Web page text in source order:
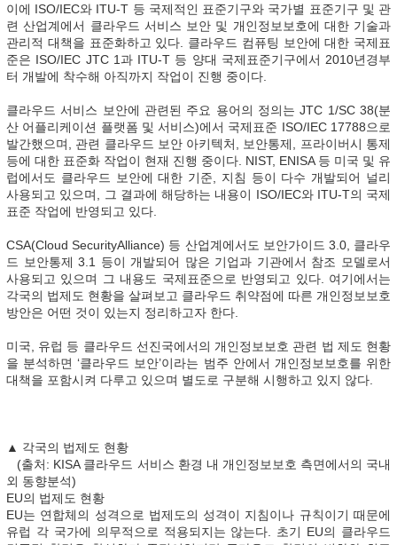
이에 ISO/IEC와 ITU-T 등 국제적인 표준기구와 국가별 표준기구 및 관
련 산업계에서 클라우드 서비스 보안 및 개인정보보호에 대한 기술과
관리적 대책을 표준화하고 있다. 클라우드 컴퓨팅 보안에 대한 국제표
준은 ISO/IEC JTC 1과 ITU-T 등 양대 국제표준기구에서 2010년경부
터 개발에 착수해 아직까지 작업이 진행 중이다.
클라우드 서비스 보안에 관련된 주요 용어의 정의는 JTC 1/SC 38(분
산 어플리케이션 플랫폼 및 서비스)에서 국제표준 ISO/IEC 17788으로
발간했으며, 관련 클라우드 보안 아키텍처, 보안통제, 프라이버시 통제
등에 대한 표준화 작업이 현재 진행 중이다. NIST, ENISA 등 미국 및 유
럽에서도 클라우드 보안에 대한 기준, 지침 등이 다수 개발되어 널리
사용되고 있으며, 그 결과에 해당하는 내용이 ISO/IEC와 ITU-T의 국제
표준 작업에 반영되고 있다.
CSA(Cloud SecurityAlliance) 등 산업계에서도 보안가이드 3.0, 클라우
드 보안통제 3.1 등이 개발되어 많은 기업과 기관에서 참조 모델로서
사용되고 있으며 그 내용도 국제표준으로 반영되고 있다. 여기에서는
각국의 법제도 현황을 살펴보고 클라우드 취약점에 따른 개인정보보호
방안은 어떤 것이 있는지 정리하고자 한다.
미국, 유럽 등 클라우드 선진국에서의 개인정보보호 관련 법 제도 현황
을 분석하면 ‘클라우드 보안’이라는 범주 안에서 개인정보보호를 위한
대책을 포함시켜 다루고 있으며 별도로 구분해 시행하고 있지 않다.
▲ 각국의 법제도 현황
(출처: KISA 클라우드 서비스 환경 내 개인정보보호 측면에서의 국내
외 동향분석)
EU의 법제도 현황
EU는 연합체의 성격으로 법제도의 성격이 지침이나 규칙이기 때문에
유럽 각 국가에 의무적으로 적용되지는 않는다. 초기 EU의 클라우드